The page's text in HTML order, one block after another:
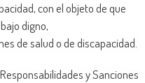
con el objeto de que
digno,
de salud o de discapacidad.
y Sanciones